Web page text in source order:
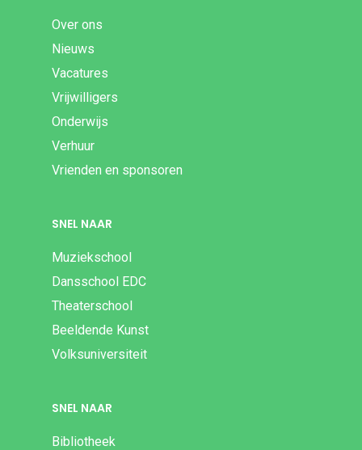
Over ons
Nieuws
Vacatures
Vrijwilligers
Onderwijs
Verhuur
Vrienden en sponsoren
SNEL NAAR
Muziekschool
Dansschool EDC
Theaterschool
Beeldende Kunst
Volksuniversiteit
SNEL NAAR
Bibliotheek